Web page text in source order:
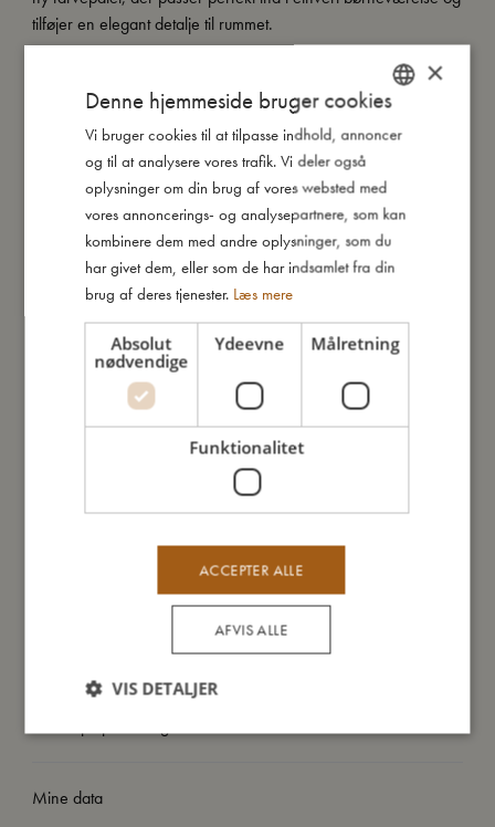
tilføjer en elegant detalje til rummet.
Brug af ethanolbaserede rengøringsmidler kan forårsage
misfarvning. Vi anbefaler derfor, at du tørrer
desinfektionsmidlet af umiddelbart efter påføringen.
Advarsel:
For at undgå fald og skader skal du altid holde opsyn med
barnet, når det ligger på puslehynden. Placer altid din
puslehynde på en jævn overflade.
- Fremstillet af 100 % PUR-skum.
- Størrelse: 68x48 cm.
- Forhøjede kanter for bedre støtte og sikkerhed.
- Nem at rengøre: tørres af med en fugtig klud og et neutralt
rengøringsmiddel. Bobbie kan tørres af med sprit (ethanol,
maks. 68%). Venligst tør sprittet af umiddelbart efter påføring.
Mine data
DANISH
GERMAN
×
Denne hjemmeside bruger cookies
Vi bruger cookies til at tilpasse indhold, annoncer
og til at analysere vores trafik. Vi deler også
oplysninger om din brug af vores websted med
vores annoncerings- og analysepartnere, som kan
kombinere dem med andre oplysninger, som du
har givet dem, eller som de har indsamlet fra din
brug af deres tjenester. Læs mere
Absolut
nødvendige
Ydeevne Målretning
Funktionalitet
ACCEPTER ALLE
AFVIS ALLE
VIS DETALJER